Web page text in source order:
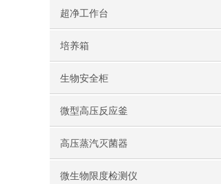
超净工作台
培养箱
生物安全柜
微型高压反应釜
高压蒸汽灭菌器
微生物限度检测仪